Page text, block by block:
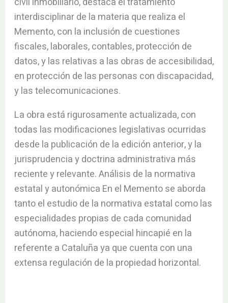
interdisciplinar de la materia que realiza el
Memento, con la inclusión de cuestiones
fiscales, laborales, contables, protección de
datos, y las relativas a las obras de accesibilidad,
en protección de las personas con discapacidad,
y las telecomunicaciones.
La obra está rigurosamente actualizada, con
todas las modificaciones legislativas ocurridas
desde la publicación de la edición anterior, y la
jurisprudencia y doctrina administrativa más
reciente y relevante. Análisis de la normativa
estatal y autonómica En el Memento se aborda
tanto el estudio de la normativa estatal como las
especialidades propias de cada comunidad
autónoma, haciendo especial hincapié en la
referente a Cataluña ya que cuenta con una
extensa regulación de la propiedad horizontal.